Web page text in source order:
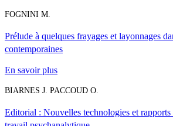
FOGNINI M.
Prélude à quelques frayages et layonnages
contemporaines
En savoir plus
BIARNES J. PACCOUD O.
Editorial : Nouvelles technologies et rapports